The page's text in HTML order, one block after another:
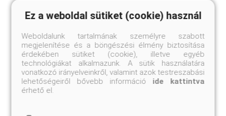
Rendkívül igénytelen, jó szárazságtűrő, tövises ágú
cserje. Termése ehető. A Prunus spinosa, más
néven Kökény, sokoldalú kerti növény, amely a
rózsafélék családjába tartozik. Ez a kis fa vagy bokor
rendkívül népszerű a kertészek és
természetkedvelők ...
Ez a weboldal sütiket (cookie) használ
Weboldalunk tartalmának személyre szabott
megjelenítése és a böngészési élmény biztosítása
érdekében sütiket (cookie), illetve egyéb
technológiákat alkalmazunk. A sütik használatára
vonatkozó irányelveinkről, valamint azok testreszabási
lehetőségeiről bővebb információ ide kattintva
érhető el.